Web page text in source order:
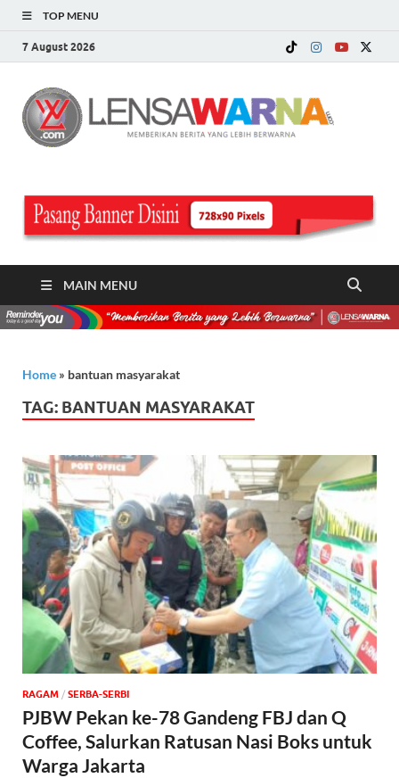
TOP MENU
7 August 2026
MAIN MENU
Home » bantuan masyarakat
TAG: BANTUAN MASYARAKAT
‎RAGAM / SERBA-SERBI
PJBW Pekan ke-78 Gandeng FBJ dan Q
Coffee, Salurkan Ratusan Nasi Boks untuk
Warga Jakarta